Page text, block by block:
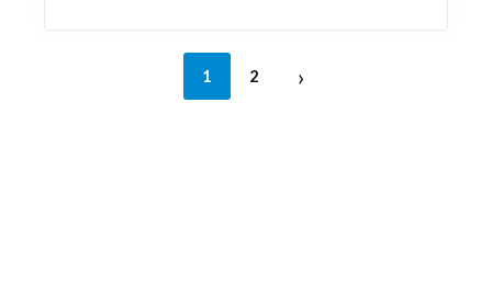
1 2 ›